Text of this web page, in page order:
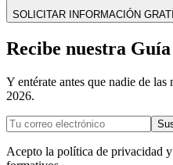
SOLICITAR INFORMACIÓN
Recibe nuestra
Y entérate antes que nadie de las
2026.
Acepto la política de privacidad